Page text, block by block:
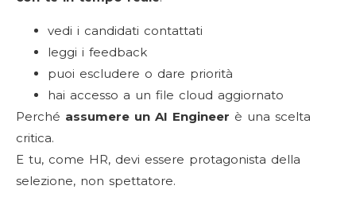
vedi i candidati contattati
leggi i feedback
puoi escludere o dare priorità
hai accesso a un file cloud aggiornato
Perché assumere un AI Engineer è una scelta
critica.
E tu, come HR, devi essere protagonista della
selezione, non spettatore.